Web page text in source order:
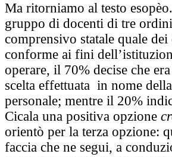
Ma ritorniamo al testo
gruppo di docenti di tre
comprensivo statale quale
conforme ai fini
operare, il 70% decise che
scelta effettuata in nome
personale; mentre il 20%
Cicala una positiva opzione
orientò per la terza opzione:
faccia che ne segui, a